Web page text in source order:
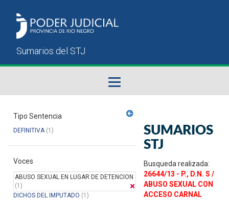
Sumarios del STJ
Manual del Usuario
Tipo Sentencia
DEFINITIVA(1)
Voces
ABUSO SEXUAL EN LUGAR DE DETENCION
(1)
DICHOS DEL IMPUTADO (1)
SUMARIOS
STJ
Busqueda realizada:
26644/13 - P., D.N. S /
ABUSO SEXUAL CON
ACCESO CARNAL